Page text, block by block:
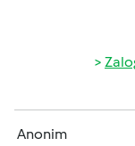
Anonim